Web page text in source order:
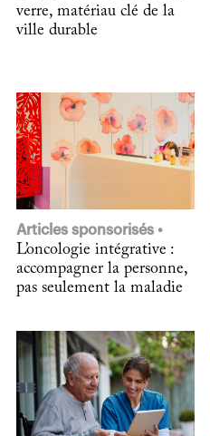
verre, matériau clé de la
ville durable
Articles sponsorisés
L’oncologie intégrative :
accompagner la personne,
pas seulement la maladie